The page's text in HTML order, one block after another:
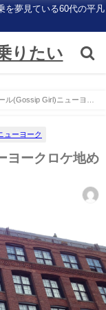
を夢見ている60代の平凡
りたい
ル(Gossip Girl)ニューヨー
ューヨーク
ヨークロケ地め